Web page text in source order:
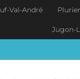
Val-André
Jugon-